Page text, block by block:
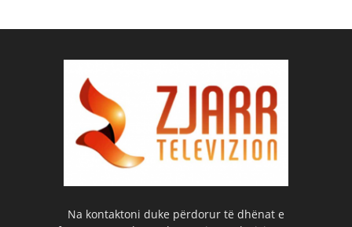
Na kontaktoni duke përdorur të dhënat e